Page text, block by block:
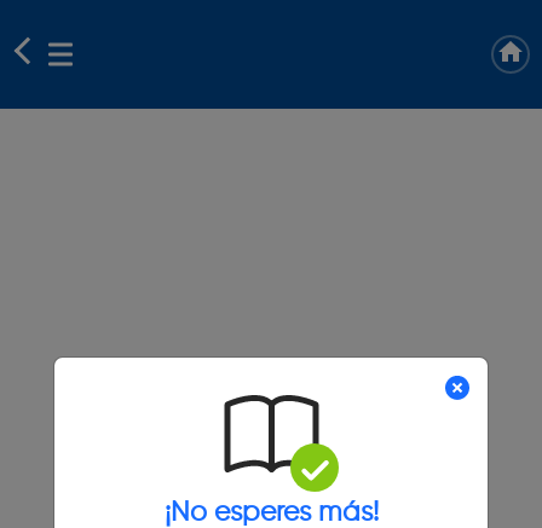
¡No esperes más!